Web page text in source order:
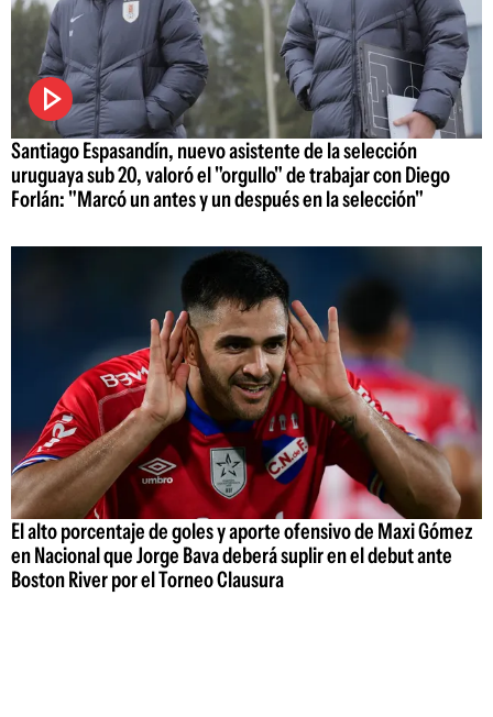
Santiago Espasandín, nuevo asistente de la selección
uruguaya sub 20, valoró el "orgullo" de trabajar con Diego
Forlán: "Marcó un antes y un después en la selección"
El alto porcentaje de goles y aporte ofensivo de Maxi Gómez
en Nacional que Jorge Bava deberá suplir en el debut ante
Boston River por el Torneo Clausura